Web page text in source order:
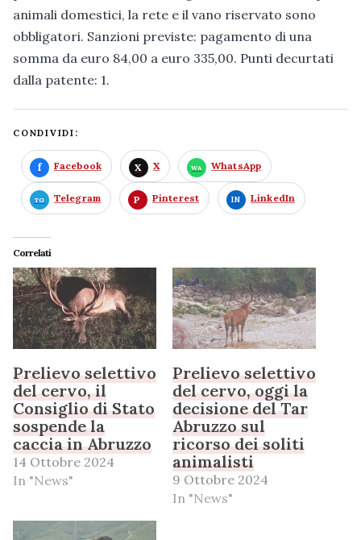
animali domestici, la rete e il vano riservato sono
obbligatori. Sanzioni previste: pagamento di una
somma da euro 84,00 a euro 335,00. Punti decurtati
dalla patente: 1.
CONDIVIDI:
Facebook X WhatsApp
Telegram Pinterest LinkedIn
Correlati
Prelievo selettivo
del cervo, il
Consiglio di Stato
sospende la
caccia in Abruzzo
14 Ottobre 2024
In "News"
Prelievo selettivo
del cervo, oggi la
decisione del Tar
Abruzzo sul
ricorso dei soliti
animalisti
9 Ottobre 2024
In "News"